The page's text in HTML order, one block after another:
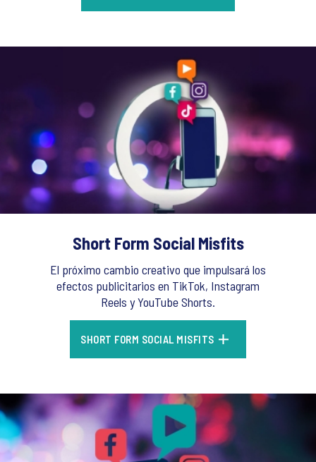
Short Form Social Misfits
El próximo cambio creativo que impulsará los
efectos publicitarios en TikTok, Instagram
Reels y YouTube Shorts.
SHORT FORM SOCIAL MISFITS